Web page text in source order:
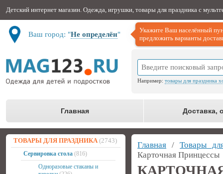
Детский интернет магазин. Одежда, игрушки, товары для праздника с
Ваш город: "Не определён"
Укажите Ваш населённый
предложить варианты
Например: товары для праздника
Главная Доставка,
ТОВАРЫ ДЛЯ ПРАЗДНИКА (2743)
Сервировка стола (816)
Одноразовые стаканы и
Главная /Товары
Карточная Принцессы